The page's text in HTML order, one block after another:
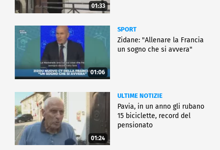
01:33
01:06
SPORT
Zidane: "Allenare la Francia
un sogno che si avvera"
01:24
ULTIME NOTIZIE
Pavia, in un anno gli rubano
15 biciclette, record del
pensionato